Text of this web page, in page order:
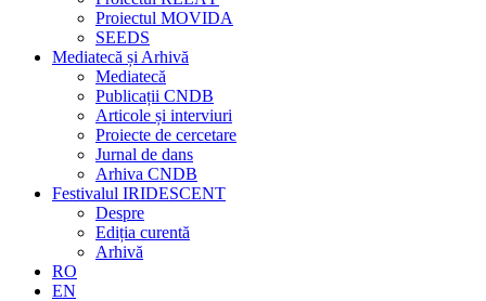
Proiectul MOVIDA
SEEDS
Mediatecă și Arhivă
Mediatecă
Publicații CNDB
Articole și interviuri
Proiecte de cercetare
Jurnal de dans
Arhiva CNDB
Festivalul IRIDESCENT
Despre
Ediția curentă
Arhivă
RO
EN